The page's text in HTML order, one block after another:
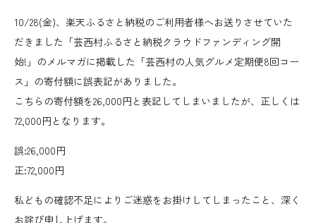
10/28(金)、楽天ふるさと納税のご利用者様へお送りさせていた
だきました「芸西村ふるさと納税クラウドファンディング開
始!」のメルマガに掲載した「芸西村の人気グルメ定期便8回コー
ス」の寄付額に誤表記がありました。
こちらの寄付額を26,000円と表記してしまいましたが、正しくは
72,000円となります。
誤:26,000円
正:72,000円
私どもの確認不足によりご迷惑をお掛けしてしまったこと、深く
お詫び申し上げます。